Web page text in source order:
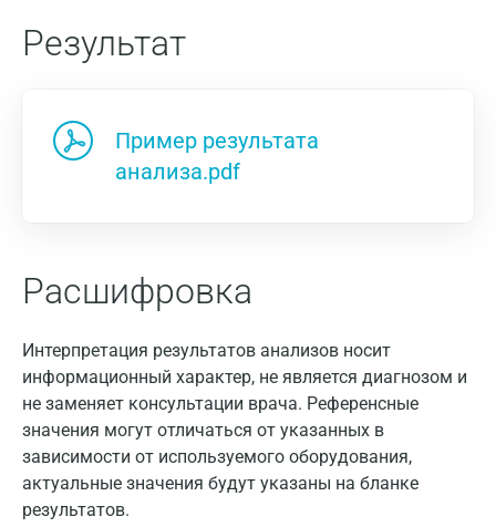
Результат
Пример результата
анализа.pdf
Расшифровка
Интерпретация результатов анализов носит
информационный характер, не является диагнозом и
не заменяет консультации врача. Референсные
значения могут отличаться от указанных в
зависимости от используемого оборудования,
актуальные значения будут указаны на бланке
результатов.